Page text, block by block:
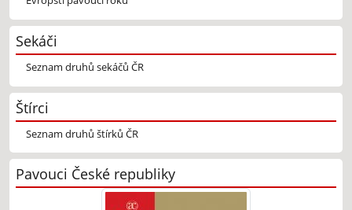
Sekáči
Seznam druhů sekáčů ČR
Štírci
Seznam druhů štírků ČR
Pavouci České republiky